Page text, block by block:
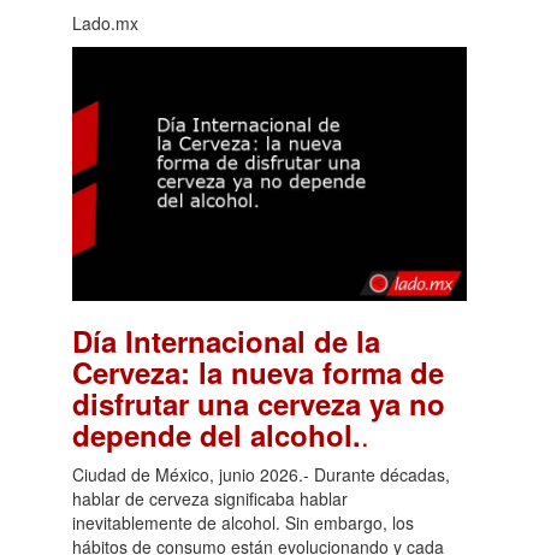
Lado.mx
Día Internacional de la
Cerveza: la nueva forma de
disfrutar una cerveza ya no
depende del alcohol..
Ciudad de México, junio 2026.- Durante décadas,
hablar de cerveza significaba hablar
inevitablemente de alcohol. Sin embargo, los
hábitos de consumo están evolucionando y cada